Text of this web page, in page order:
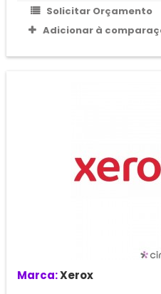
Solicitar Orçamento
Adicionar à
Marca:Xerox